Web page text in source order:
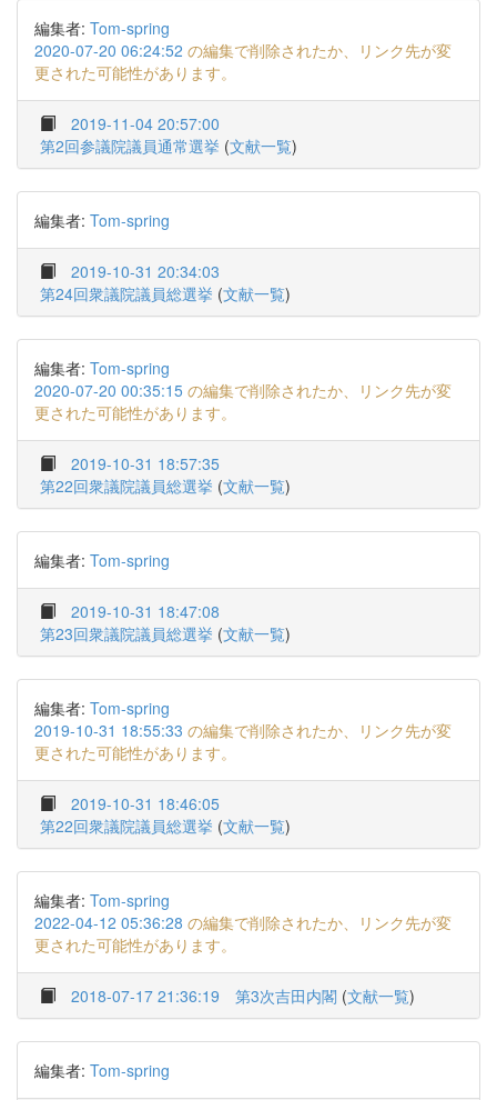
編集者: Tom-spring
2020-07-20 06:24:52 の編集で削除されたか、リンク先が変
更された可能性があります。
2019-11-04 20:57:00
第2回参議院議員通常選挙 (文献一覧)
編集者: Tom-spring
2019-10-31 20:34:03
第24回衆議院議員総選挙 (文献一覧)
編集者: Tom-spring
2020-07-20 00:35:15 の編集で削除されたか、リンク先が変
更された可能性があります。
2019-10-31 18:57:35
第22回衆議院議員総選挙 (文献一覧)
編集者: Tom-spring
2019-10-31 18:47:08
第23回衆議院議員総選挙 (文献一覧)
編集者: Tom-spring
2019-10-31 18:55:33 の編集で削除されたか、リンク先が変
更された可能性があります。
2019-10-31 18:46:05
第22回衆議院議員総選挙 (文献一覧)
編集者: Tom-spring
2022-04-12 05:36:28 の編集で削除されたか、リンク先が変
更された可能性があります。
2018-07-17 21:36:19 第3次吉田内閣 (文献一覧)
編集者: Tom-spring